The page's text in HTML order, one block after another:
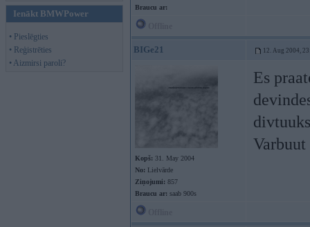
Ienākt BMWPower
• Pieslēgties
• Reģistrēties
• Aizmirsi paroli?
Braucu ar:
BIGe21 12. Aug 2004,
Kopš: 31. May 2004
No: Lielvārde
Ziņojumi: 857
Braucu ar: saab 900s
Es